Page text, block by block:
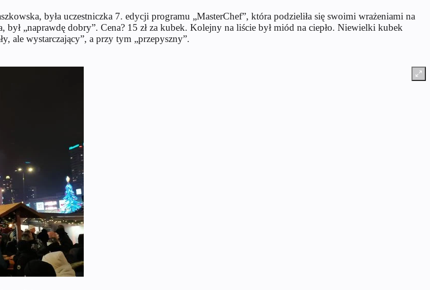
była uczestniczka 7. edycji programu „MasterChef”, która podzieliła się swoimi wrażeniami na
był „naprawdę dobry”. Cena? 15 zł za kubek. Kolejny na liście był miód na ciepło. Niewielki kubek
ale wystarczający”, a przy tym „przepyszny”.